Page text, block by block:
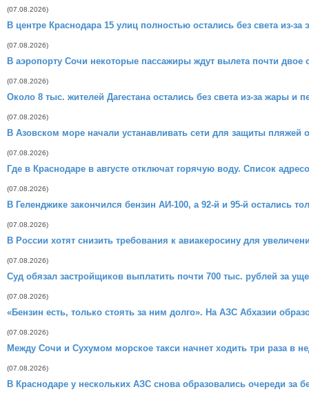
(07.08.2026)
В центре Краснодара 15 улиц полностью остались без света из-за
(07.08.2026)
В аэропорту Сочи некоторые пассажиры ждут вылета почти
(07.08.2026)
Около 8 тыс. жителей Дагестана остались без света из-за жары и
(07.08.2026)
В Азовском море начали устанавливать сети для защиты пляжей
(07.08.2026)
Где в Краснодаре в августе отключат горячую воду. Список
(07.08.2026)
В Геленджике закончился бензин АИ-100, а 92-й и 95-й остались
(07.08.2026)
В России хотят снизить требования к авиакеросину для
(07.08.2026)
Суд обязал застройщиков выплатить почти 700 тыс. рублей за
(07.08.2026)
«Бензин есть, только стоять за ним долго». На АЗС Абхазии
(07.08.2026)
Между Сочи и Сухумом морское такси начнет ходить три раза в
(07.08.2026)
В Краснодаре у нескольких АЗС снова образовались очереди за